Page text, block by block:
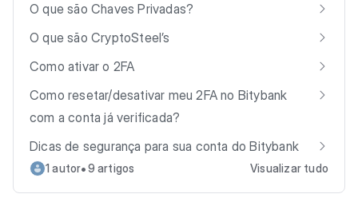
O que são Chaves Privadas?
O que são CryptoSteel’s
Como ativar o 2FA
Como resetar/desativar meu 2FA no Bitybank
com a conta já verificada?
Dicas de segurança para sua conta do Bitybank
1 autor•9 artigos Visualizar tudo